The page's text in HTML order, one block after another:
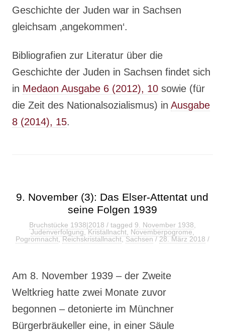
Geschichte der Juden war in Sachsen
gleichsam ‚angekommen‘.
Bibliografien zur Literatur über die
Geschichte der Juden in Sachsen findet sich
in Medaon Ausgabe 6 (2012), 10 sowie (für
die Zeit des Nationalsozialismus) in Ausgabe
8 (2014), 15.
9. November (3): Das Elser-Attentat und
seine Folgen 1939
Bruchstücke 1938|2018 / tagged 9. November 1938,
Judenverfolgung,Kristallnacht, Novemberpogrome,
Pogromnacht,Reichskristallnacht,Sachsen/28. März 2018 /
Am 8. November 1939 – der Zweite
Weltkrieg hatte zwei Monate zuvor
begonnen – detonierte im Münchner
Bürgerbräukeller eine, in einer Säule